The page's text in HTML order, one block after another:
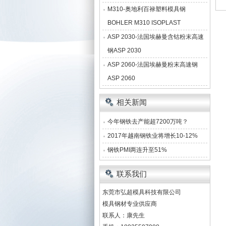
M310-奥地利百禄塑料模具钢
BOHLER M310 ISOPLAST
ASP 2030-法国埃赫曼含钴粉末高速
钢ASP 2030
ASP 2060-法国埃赫曼粉末高速钢
ASP 2060
相关新闻
今年钢铁去产能超7200万吨？
2017年越南钢铁业将增长10-12%
钢铁PMI两连升至51%
联系我们
东莞市弘超模具科技有限公司
模具钢材专业供应商
联系人：康先生